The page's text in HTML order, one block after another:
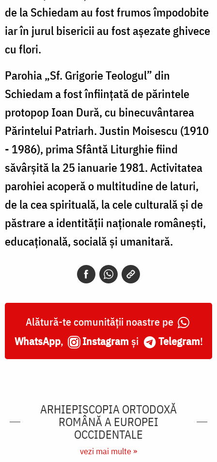
de la Schiedam au fost frumos împodobite
iar în jurul bisericii au fost aşezate ghivece
cu flori.
Parohia „Sf. Grigorie Teologul” din
Schiedam a fost înfiinţată de părintele
protopop Ioan Dură, cu binecuvântarea
Părintelui Patriarh. Justin Moisescu (1910
- 1986), prima Sfântă Liturghie fiind
săvârşită la 25 ianuarie 1981. Activitatea
parohiei acoperă o multitudine de laturi,
de la cea spirituală, la cele culturală şi de
păstrare a identității naționale românești,
educaţională, socială şi umanitară.
Alătură-te comunității noastre pe
WhatsApp, Instagram și Telegram!
ARHIEPISCOPIA ORTODOXĂ
ROMÂNĂ A EUROPEI
OCCIDENTALE
vezi mai multe »